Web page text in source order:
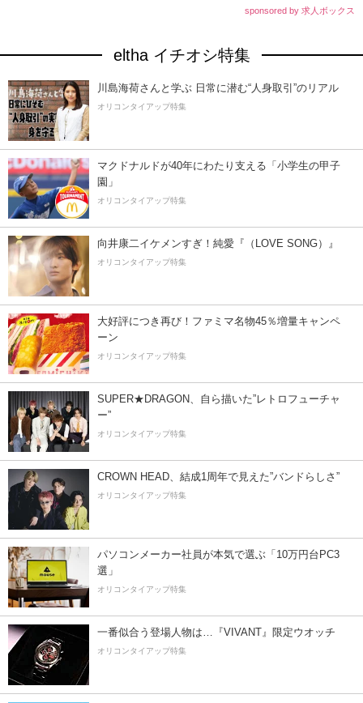
sponsored by 求人ボックス
eltha イチオシ特集
川島海荷さんと学ぶ 日常に潜む“人身取引”のリアル
オリコンタイアップ特集
マクドナルドが40年にわたり支える「小学生の甲子
園」
オリコンタイアップ特集
向井康二イケメンすぎ！純愛『（LOVE SONG）』
オリコンタイアップ特集
大好評につき再び！ファミマ名物45％増量キャンペ
ーン
オリコンタイアップ特集
SUPER★DRAGON、自ら描いた”レトロフューチャ
ー”
オリコンタイアップ特集
CROWN HEAD、結成1周年で見えた”バンドらしさ”
オリコンタイアップ特集
パソコンメーカー社員が本気で選ぶ「10万円台PC3
選」
オリコンタイアップ特集
一番似合う登場人物は…『VIVANT』限定ウオッチ
オリコンタイアップ特集